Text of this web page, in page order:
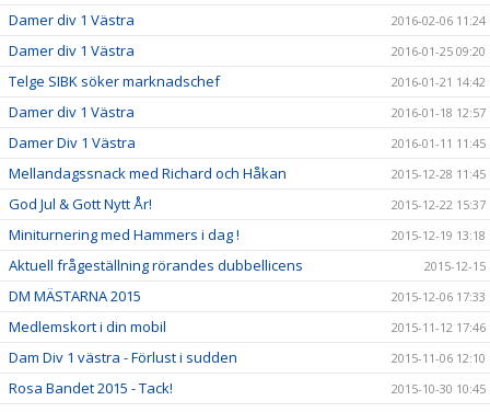
Damer div 1 Västra 2016-02-06 11:24
Damer div 1 Västra 2016-01-25 09:20
Telge SIBK söker marknadschef 2016-01-21 14:42
Damer div 1 Västra 2016-01-18 12:57
Damer Div 1 Västra 2016-01-11 11:45
Mellandagssnack med Richard och Håkan 2015-12-28 11:45
God Jul & Gott Nytt År! 2015-12-22 15:37
Miniturnering med Hammers i dag ! 2015-12-19 13:18
Aktuell frågeställning rörandes dubbellicens 2015-12-15
DM MÄSTARNA 2015 2015-12-06 17:33
Medlemskort i din mobil 2015-11-12 17:46
Dam Div 1 västra - Förlust i sudden 2015-11-06 12:10
Rosa Bandet 2015 - Tack! 2015-10-30 10:45